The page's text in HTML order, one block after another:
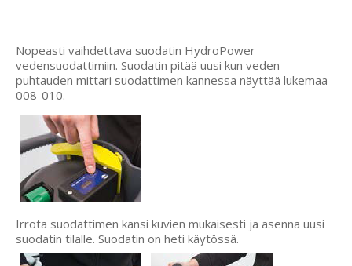
Nopeasti vaihdettava suodatin HydroPower
vedensuodattimiin. Suodatin pitää uusi kun veden
puhtauden mittari suodattimen kannessa näyttää lukemaa
008-010.
Irrota suodattimen kansi kuvien mukaisesti ja asenna uusi
suodatin tilalle. Suodatin on heti käytössä.